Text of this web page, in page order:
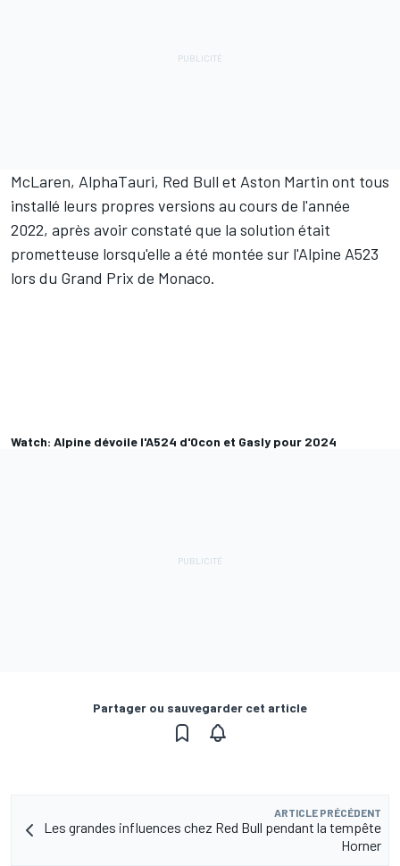
McLaren, AlphaTauri, Red Bull et Aston Martin ont tous
installé leurs propres versions au cours de l'année
2022, après avoir constaté que la solution était
prometteuse lorsqu'elle a été montée sur l'Alpine A523
lors du Grand Prix de Monaco.
Watch: Alpine dévoile l'A524 d'Ocon et Gasly pour 2024
Partager ou sauvegarder cet article
ARTICLE PRÉCÉDENT
Les grandes influences chez Red Bull pendant la tempête
Horner